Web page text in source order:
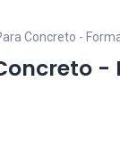
Concreto -
-